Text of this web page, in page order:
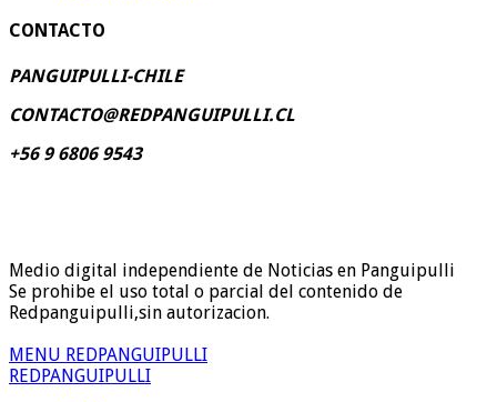
CONTACTO
PANGUIPULLI-CHILE
CONTACTO@REDPANGUIPULLI.CL
+56 9 6806 9543
Medio digital independiente de Noticias en Panguipulli
Se prohibe el uso total o parcial del contenido de
Redpanguipulli,sin autorizacion.
MENU REDPANGUIPULLI
REDPANGUIPULLI